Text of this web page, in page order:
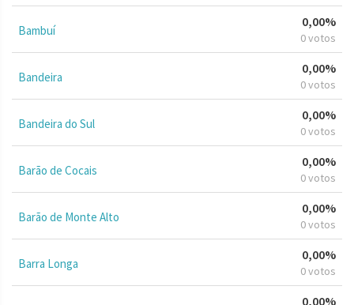
Bambuí
0,00%
0 votos
Bandeira
0,00%
0 votos
Bandeira do Sul
0,00%
0 votos
Barão de Cocais
0,00%
0 votos
Barão de Monte Alto
0,00%
0 votos
Barra Longa
0,00%
0 votos
0,00%